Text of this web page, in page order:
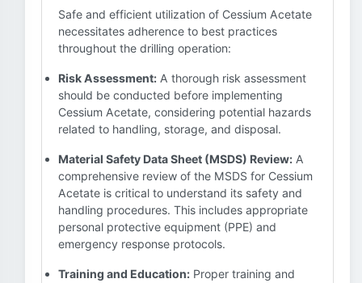
Safe and efficient utilization of Cessium Acetate
necessitates adherence to best practices
throughout the drilling operation:
Risk Assessment: A thorough risk assessment
should be conducted before implementing
Cessium Acetate, considering potential hazards
related to handling, storage, and disposal.
Material Safety Data Sheet (MSDS) Review: A
comprehensive review of the MSDS for Cessium
Acetate is critical to understand its safety and
handling procedures. This includes appropriate
personal protective equipment (PPE) and
emergency response protocols.
Training and Education: Proper training and